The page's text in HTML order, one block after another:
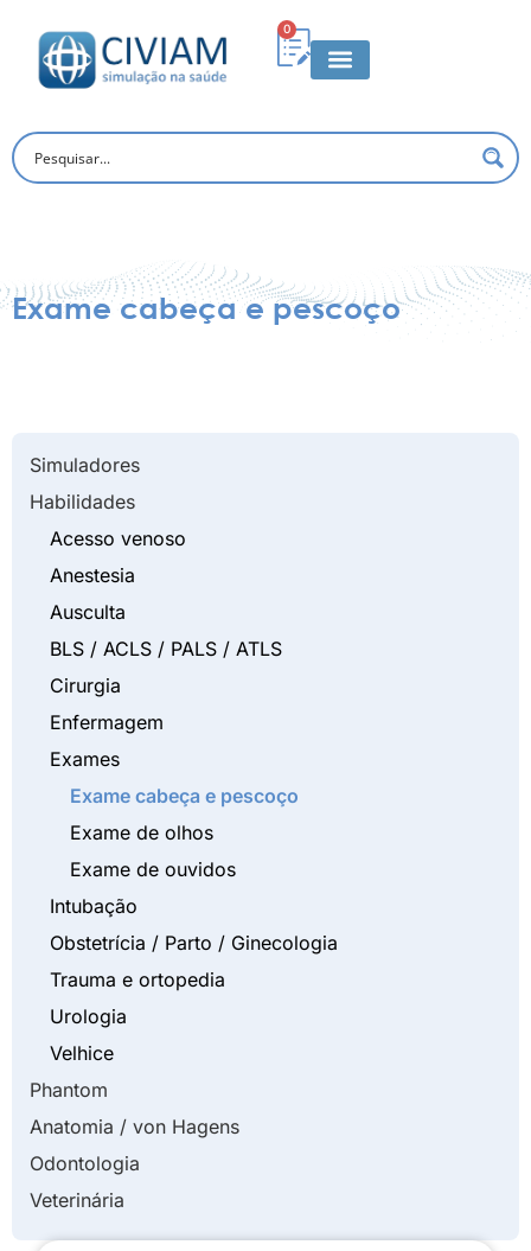
0
Exame cabeça e pescoço
Simuladores
Habilidades
Acesso venoso
Anestesia
Ausculta
BLS / ACLS / PALS / ATLS
Cirurgia
Enfermagem
Exames
Exame cabeça e pescoço
Exame de olhos
Exame de ouvidos
Intubação
Obstetrícia / Parto / Ginecologia
Trauma e ortopedia
Urologia
Velhice
Phantom
Anatomia / von Hagens
Odontologia
Veterinária